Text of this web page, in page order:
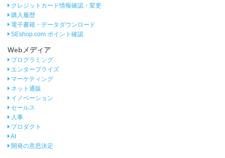
クレジットカード情報確認・変更
購入履歴
電子書籍・データダウンロード
SEshop.com ポイント確認
Webメディア
プログラミング
エンタープライズ
マーケティング
ネット通販
イノベーション
セールス
人事
プロダクト
AI
開発の意思決定